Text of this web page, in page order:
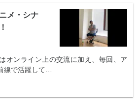
メ・シナ
オンライン上の交流に加え、毎回、ア
線で活躍して…